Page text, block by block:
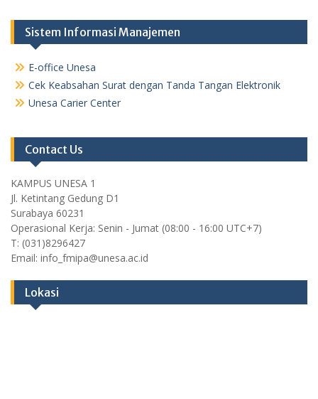
Sistem Informasi Manajemen
E-office Unesa
Cek Keabsahan Surat dengan Tanda Tangan Elektronik
Unesa Carier Center
Contact Us
KAMPUS UNESA 1
Jl. Ketintang Gedung D1
Surabaya 60231
Operasional Kerja: Senin - Jumat (08:00 - 16:00 UTC+7)
T: (031)8296427
Email: info_fmipa@unesa.ac.id
Lokasi